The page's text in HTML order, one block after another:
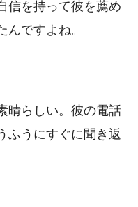
信を持って彼を薦め
んですよね。
晴らしい。彼の電話
ふうにすぐに聞き返